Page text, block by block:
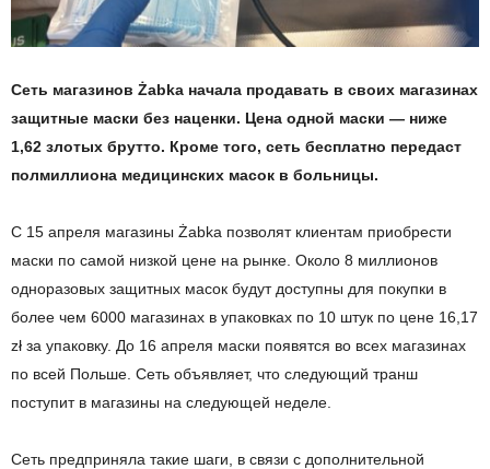
Сеть магазинов Żabka начала продавать в своих магазинах
защитные маски без наценки. Цена одной маски — ниже
1,62 злотых брутто. Кроме того, сеть бесплатно передаст
полмиллиона медицинских масок в больницы.
С 15 апреля магазины Żabka позволят клиентам приобрести
маски по самой низкой цене на рынке. Около 8 миллионов
одноразовых защитных масок будут доступны для покупки в
более чем 6000 магазинах в упаковках по 10 штук по цене 16,17
zł за упаковку. До 16 апреля маски появятся во всех магазинах
по всей Польше. Сеть объявляет, что следующий транш
поступит в магазины на следующей неделе.
Сеть предприняла такие шаги, в связи с дополнительной